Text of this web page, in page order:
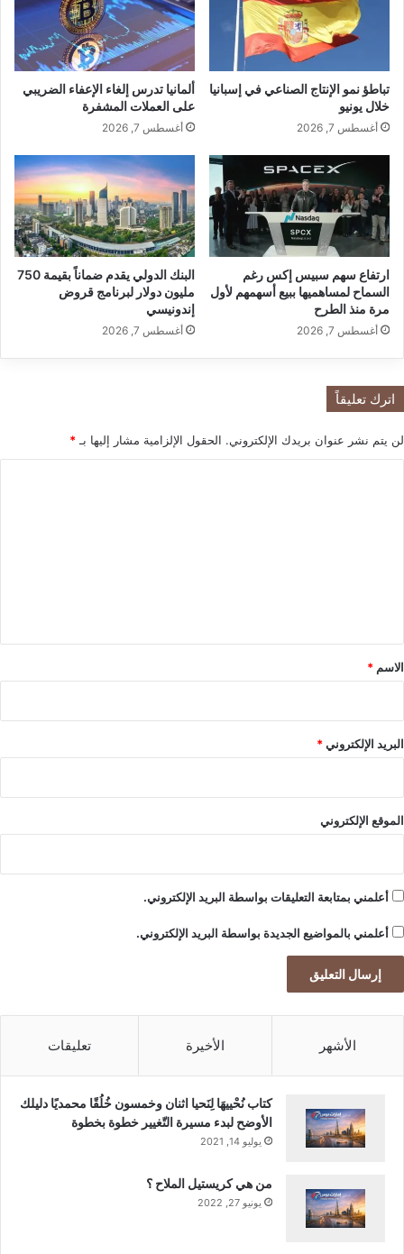
emaratpress.com — الاعلاميان نيكولا داغر ويزن علايان
قريبا في برنامج مشترك
الاعلاميان علايان نيكولا
ي
ج
م
ل
ل
ى
ط
ر
ي
ق
ة
ا
ل
ي
.
.
ي
ز
ن
ا
ي
ا
ن
ق
ر
ي
ب
ا
ب
ر
ا
م
تباطؤ نمو الإنتاج الصناعي في إسبانيا
خلال يونيو
أغسطس 7, 2026
ألمانيا تدرس إلغاء الإعفاء الضريبي
على العملات المشفرة
أغسطس 7, 2026
ارتفاع سهم سبيس إكس رغم
السماح لمساهميها ببيع أسهمهم لأول
مرة منذ الطرح
أغسطس 7, 2026
البنك الدولي يقدم ضماناً بقيمة 750
مليون دولار لبرنامج قروض
إندونيسي
أغسطس 7, 2026
اترك تعليقاً
لن يتم نشر عنوان بريدك الإلكتروني. الحقول الإلزامية مشار إليها بـ *
*
الاسم *
البريد الإلكتروني*
الموقع الإلكتروني
أعلمني بمتابعة التعليقات بواسطة البريد الإلكتروني.
أعلمني بالمواضيع الجديدة بواسطة البريد الإلكتروني.
الأشهر الأخيرة تعليقات
كتاب نُحْييهَا لِنَحيا اثنان وخمسون خُلُقًا محمديًا دليلك
الأوضح لبدء مسيرة التّغيير خطوة بخطوة
يوليو 14, 2021
من هي كريستيل الملاح ؟
يونيو 27, 2022